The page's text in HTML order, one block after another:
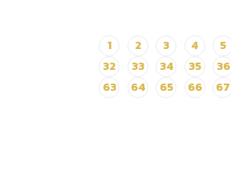
ประกาศผู้ชนะการเสนอราคา
จ้างการจัดการสื่อออนไลน์
Facebook, IG, Youtube
1 2 3 4 5
32
33 34 35 36
63
64 65 66 67